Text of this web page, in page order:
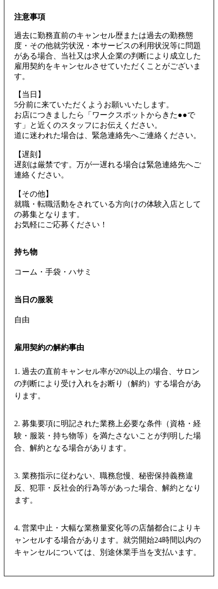
注意事項
過去に勤務直前のキャンセル歴または過去の勤務態
度・その他就労状況・本サービスの利用状況等に問題
がある場合、当社又は求人企業の判断により成立した
雇用契約をキャンセルさせていただくことがございま
す。
【当日】
5分前に来ていただくようお願いいたします。
お店につきましたら「ワークスポットからきた●●で
す」と近くのスタッフにお伝えください。
道に迷われた場合は、緊急連絡先へご連絡ください。
【遅刻】
遅刻は厳禁です。万が一遅れる場合は緊急連絡先へご
連絡ください。
【その他】
就職・転職活動をされている方向けの体験入店として
の募集となります。
お気軽にご応募ください！
持ち物
コーム・手袋・ハサミ
当日の服装
自由
雇用契約の解約事由
1. 過去の直前キャンセル率が20%以上の場合、サロン
の判断により受け入れをお断り（解約）する場合があ
ります。
2. 募集要項に明記された業務上必要な条件（資格・経
験・服装・持ち物等）を満たさないことが判明した場
合、解約となる場合があります。
3. 業務指示に従わない、職務怠慢、秘密保持義務違
反、犯罪・反社会的行為等があった場合、解約となり
ます。
4. 営業中止・大幅な業務量変化等の店舗都合によりキ
ャンセルする場合があります。就労開始24時間以内の
キャンセルについては、別途休業手当を支払います。